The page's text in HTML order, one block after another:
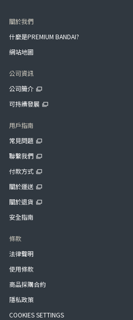
關於我們
什麼是PREMIUM BANDAI?
網站地圖
公司資訊
公司簡介
可持續發展
用戶指南
常見問題
聯繫我們
付款方式
關於運送
關於退貨
安全指南
條款
法律聲明
使用條款
商品採購合約
隱私政策
COOKIES SETTINGS